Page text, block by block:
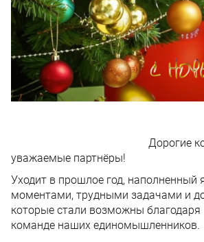
Дорогие
уважаемые партнёры!
Уходит в прошлое год, наполненный
моментами, трудными задачами и
которые стали возможны благодаря
команде наших единомышленников.